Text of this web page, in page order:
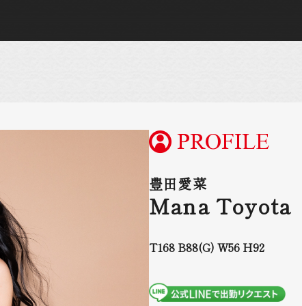
PROFILE
豊田愛菜
Mana Toyota
T168 B88(G) W56 H92